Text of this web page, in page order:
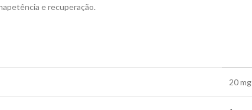
e recuperação.
20 mg